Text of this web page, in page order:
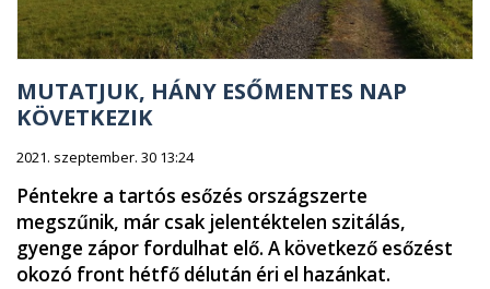
MUTATJUK, HÁNY ESŐMENTES NAP
KÖVETKEZIK
2021. szeptember. 30 13:24
Péntekre a tartós esőzés országszerte
megszűnik, már csak jelentéktelen szitálás,
gyenge zápor fordulhat elő. A következő esőzést
okozó front hétfő délután éri el hazánkat.